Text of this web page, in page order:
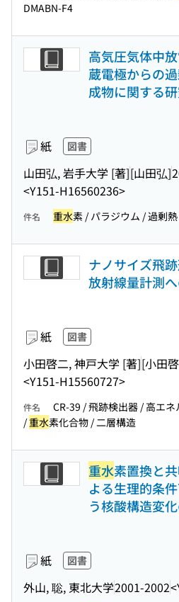
DMABN-F4
高気圧気体中
蔵電極からの
成物に関する
紙 図書
山田弘, 岩手大学 [著][山田弘]
<Y151-H16560236>
件名 重水素 / パラジウム / 過剰
ナノサイズ飛
放射線量計測
紙 図書
小田啓二, 神戸大学 [著][小田
<Y151-H15560727>
件名
CR-39 / 飛跡検出器 / 高エ
/重水素化合物 / 二層構造
重水素置換と
よる生理的条
う核酸構造変
紙 図書
外山, 聡, 東北大学2001-2002